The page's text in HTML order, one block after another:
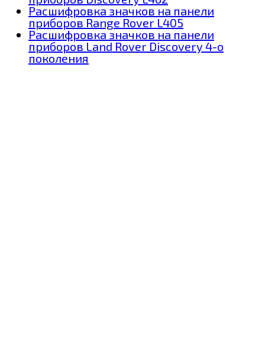
Расшифровка значков на панели
приборов Range Rover L405
Расшифровка значков на панели
приборов Land Rover Discovery 4-о
поколения